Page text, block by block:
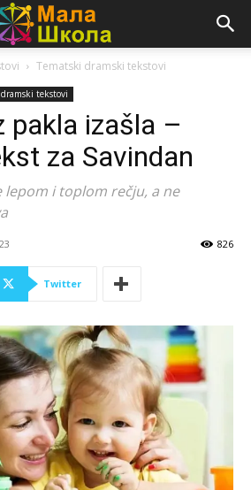
Tematski dramski tekstovi
tekstovi
pakla izašla –
za Savindan
lepom i toplom rečju, a ne
826
Twitter